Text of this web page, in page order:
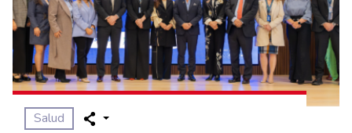
Salud